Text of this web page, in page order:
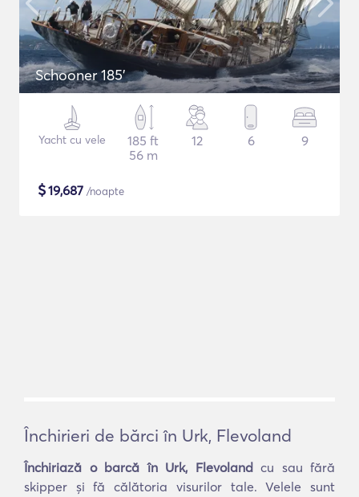
Schooner 185'
Yacht cu vele
185 ft
56 m
12 6 9
$19,687 /noapte
Închirieri de bărci în Urk, Flevoland
Închiriază o barcă în Urk, Flevoland cu sau fără
skipper și fă călătoria visurilor tale. Velele sunt